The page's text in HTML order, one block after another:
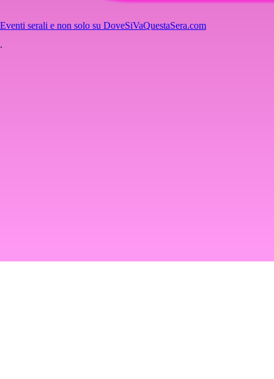
Eventi serali e non solo su DoveSiVaQuestaSera.com
.